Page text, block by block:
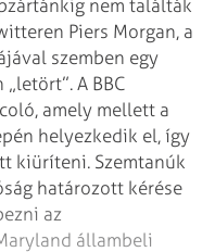
nem találták
Piers Morgan, a
szemben egy
A BBC
amely mellett a
helyezkedik el, így
kiüríteni. Szemtanúk
határozott kérése
az
állambeli